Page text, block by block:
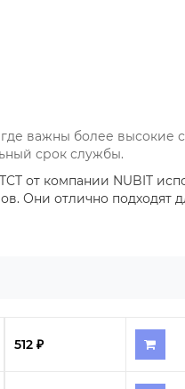
важны более высокие
срок службы.
от компании NUBIT
Они отлично подходят
512 ₽